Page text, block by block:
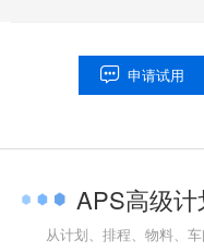
 申请试用
APS高级
从计划、排程、物料、